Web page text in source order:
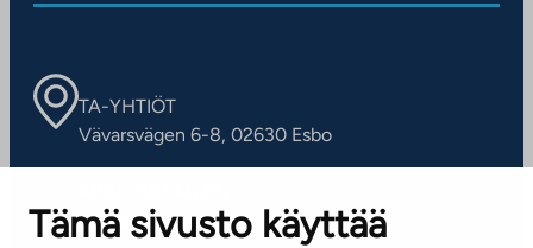
Tämä sivusto käyttää
TA-YHTIÖT
Vävarsvägen 6-8, 02630 Esbo
Kontaktinformation